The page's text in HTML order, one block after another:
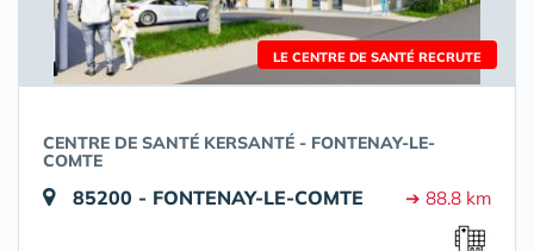
LE CENTRE DE SANTÉ RECRUTE
CENTRE DE SANTÉ KERSANTÉ - FONTENAY-LE-
COMTE
85200 - FONTENAY-LE-COMTE ➔ 88.8 km